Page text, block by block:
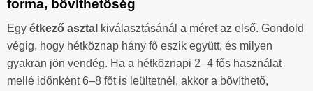
forma, bővíthetőség
Egy étkező asztal kiválasztásánál a méret az első. Gondold
végig, hogy hétköznap hány fő eszik együtt, és milyen
gyakran jön vendég. Ha a hétköznapi 2–4 fős használat
mellé időnként 6–8 főt is leültetnél, akkor a bővíthető,